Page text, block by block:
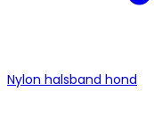
Nylon halsband hond